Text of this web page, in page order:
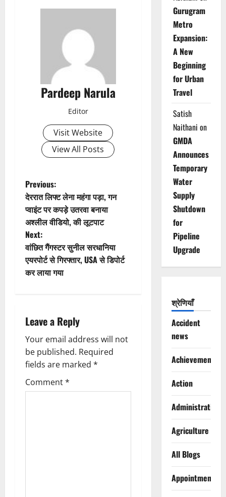
Pardeep Narula
Editor
Visit Website
View All Posts
P
o
s
t
n
v
i
g
a
Previous:
देररात लिफ्ट लेना महंगा पड़ा, गन
प्वाइंट पर कपड़े उतरवा बनाया
अश्लील वीडियो, की लूटपाट
Next:
वांछित गैंगस्टर सुनील सरधानिया
एयरपोर्ट से गिरफ्तार, USA से डिपोर्ट
कर लाया गया
Leave a Reply
Your email address will not
be published. Required
fields are marked *
Comment*
Gurugram
Metro
Expansion:
A New
Beginning
for Urban
Travel
Satish
Naithani on
GMDA
Announces
Temporary
Water
Supply
Shutdown
for
Pipeline
Upgrade
श्रेणियाँ
Accident
news
Achievements
Action
Administration
Agriculture
All Blogs
Appointments